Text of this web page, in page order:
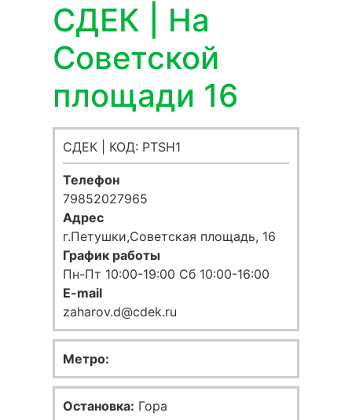
СДЕК | На
Советской
площади 16
СДЕК | КОД: PTSH1
Телефон
79852027965
Адрес
г.Петушки,Советская площадь, 16
График работы
Пн-Пт 10:00-19:00 Сб 10:00-16:00
E-mail
zaharov.d@cdek.ru
Метро:
Остановка: Гора